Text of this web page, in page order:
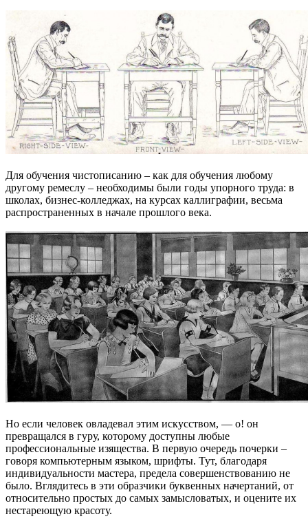
Для обучения чистописанию – как для обучения любому
другому ремеслу – необходимы были годы упорного труда: в
школах, бизнес-колледжах, на курсах каллиграфии, весьма
распространенных в начале прошлого века.
Но если человек овладевал этим искусством, — о! он
превращался в гуру, которому доступны любые
профессиональные изящества. В первую очередь почерки –
говоря компьютерным языком, шрифты. Тут, благодаря
индивидуальности мастера, предела совершенствованию не
было. Вглядитесь в эти образчики буквенных начертаний, от
относительно простых до самых замысловатых, и оцените их
нестареющую красоту.